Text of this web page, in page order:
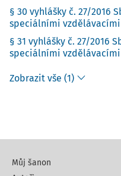
§ 30 vyhlášky č. 27/2016
speciálními
§ 31 vyhlášky č. 27/2016
speciálními
Zobrazit vše (1)
Můj šanon